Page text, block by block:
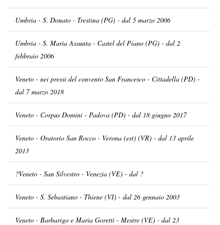
Umbria - S. Donato - Trestina (PG) - dal 5 marzo 2006
Umbria - S. Maria Assunta - Castel del Piano (PG) - dal 2
febbraio 2006
Veneto - nei pressi del convento San Francesco - Cittadella (PD) -
dal 7 marzo 2018
Veneto - Corpus Domini - Padova (PD) - dal 18 giugno 2017
Veneto - Oratorio San Rocco - Verona (est) (VR) - dal 13 aprile
2013
?Veneto - San Silvestro - Venezia (VE) - dal ?
Veneto - S. Sebastiano - Thiene (VI) - dal 26 gennaio 2003
Veneto - Barbarigo e Maria Goretti - Mestre (VE) - dal 23